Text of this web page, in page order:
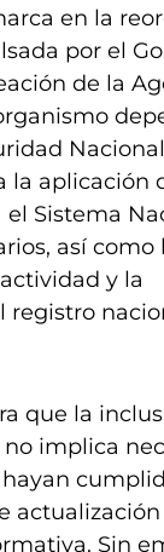
en la
por el
de la
la aplicación
el Sistema
así como
y la
registro
que la
implica
Sin